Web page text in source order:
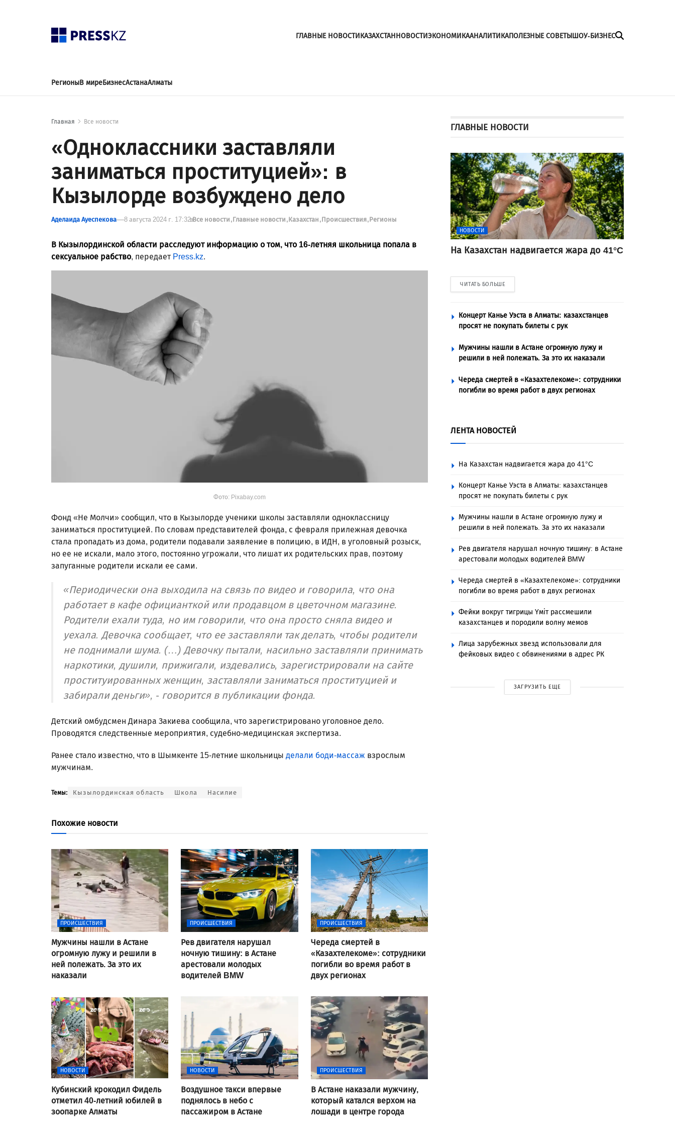
ГЛАВНЫЕ НОВОСТИКАЗАХСТАННОВОСТИЭКОНОМИКААНАЛИТИКАПОЛЕЗНЫЕ СОВЕТЫШОУ-БИЗНЕС
РегионыВ миреБизнесАстанаАлматы
Главная Все новости
«Одноклассники заставляли
заниматься проституцией»: в
Кызылорде возбуждено дело
Аделаида Ауеспекова 8 августа 2024 г. 17:32вВсе новости Главные новости Казахстан Происшествия Регионы
В Кызылординской области расследуют информацию о том, что 16-летняя школьница попала в
сексуальное рабство, передаетPress.kz.
Фото: Pixabay.com
Фонд «Не Молчи» сообщил, что в Кызылорде ученики школы заставляли одноклассницу
заниматься проституцией. По словам представителей фонда, с февраля прилежная девочка
стала пропадать из дома, родители подавали заявление в полицию, в ИДН, в уголовный розыск,
но ее не искали, мало этого, постоянно угрожали, что лишат их родительских прав, поэтому
запуганные родители искали ее сами.
«Периодически она выходила на связь по видео и говорила, что она
работает в кафе официанткой или продавцом в цветочном магазине.
Родители ехали туда, но им говорили, что она просто сняла видео и
уехала. Девочка сообщает, что ее заставляли так делать, чтобы родители
не поднимали шума. (…) Девочку пытали, насильно заставляли принимать
наркотики, душили, прижигали, издевались, зарегистрировали на сайте
проституированных женщин, заставляли заниматься проституцией и
забирали деньги», - говорится в публикации фонда.
Детский омбудсмен Динара Закиева сообщила, что зарегистрировано уголовное дело.
Проводятся следственные мероприятия, судебно-медицинская экспертиза.
Ранее стало известно, что в Шымкенте 15-летние школьницы делали боди-массаж взрослым
мужчинам.
Темы: Кызылординская область Школа Насилие
Похожие новости
ПРОИСШЕСТВИЯ
Мужчины нашли в Астане
огромную лужу и решили в
ней полежать. За это их
наказали
ПРОИСШЕСТВИЯ
Рев двигателя нарушал
ночную тишину: в Астане
арестовали молодых
водителей BMW
ПРОИСШЕСТВИЯ
Череда смертей в
«Казахтелекоме»: сотрудники
погибли во время работ в
двух регионах
НОВОСТИ
Кубинский крокодил Фидель
отметил 40-летний юбилей в
зоопарке Алматы
НОВОСТИ
Воздушное такси впервые
поднялось в небо с
пассажиром в Астане
ПРОИСШЕСТВИЯ
В Астане наказали мужчину,
который катался верхом на
лошади в центре города
ГЛАВНЫЕ НОВОСТИ
НОВОСТИ
На Казахстан надвигается жара до 41°C
ЧИТАТЬ БОЛЬШЕ
Концерт Канье Уэста в Алматы: казахстанцев
просят не покупать билеты с рук
Мужчины нашли в Астане огромную лужу и
решили в ней полежать. За это их наказали
Череда смертей в «Казахтелекоме»: сотрудники
погибли во время работ в двух регионах
ЛЕНТА НОВОСТЕЙ
На Казахстан надвигается жара до 41°C
Концерт Канье Уэста в Алматы: казахстанцев
просят не покупать билеты с рук
Мужчины нашли в Астане огромную лужу и
решили в ней полежать. За это их наказали
Рев двигателя нарушал ночную тишину: в Астане
арестовали молодых водителей BMW
Череда смертей в «Казахтелекоме»: сотрудники
погибли во время работ в двух регионах
Фейки вокруг тигрицы Үміт рассмешили
казахстанцев и породили волну мемов
Лица зарубежных звезд использовали для
фейковых видео с обвинениями в адрес РК
ЗАГРУЗИТЬ ЕЩЕ